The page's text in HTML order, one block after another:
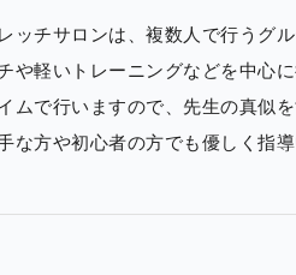
ッチサロンは、複数人で行うグ
や軽いトレーニングなどを中心に
ムで行いますので、先生の真似
な方や初心者の方でも優しく指